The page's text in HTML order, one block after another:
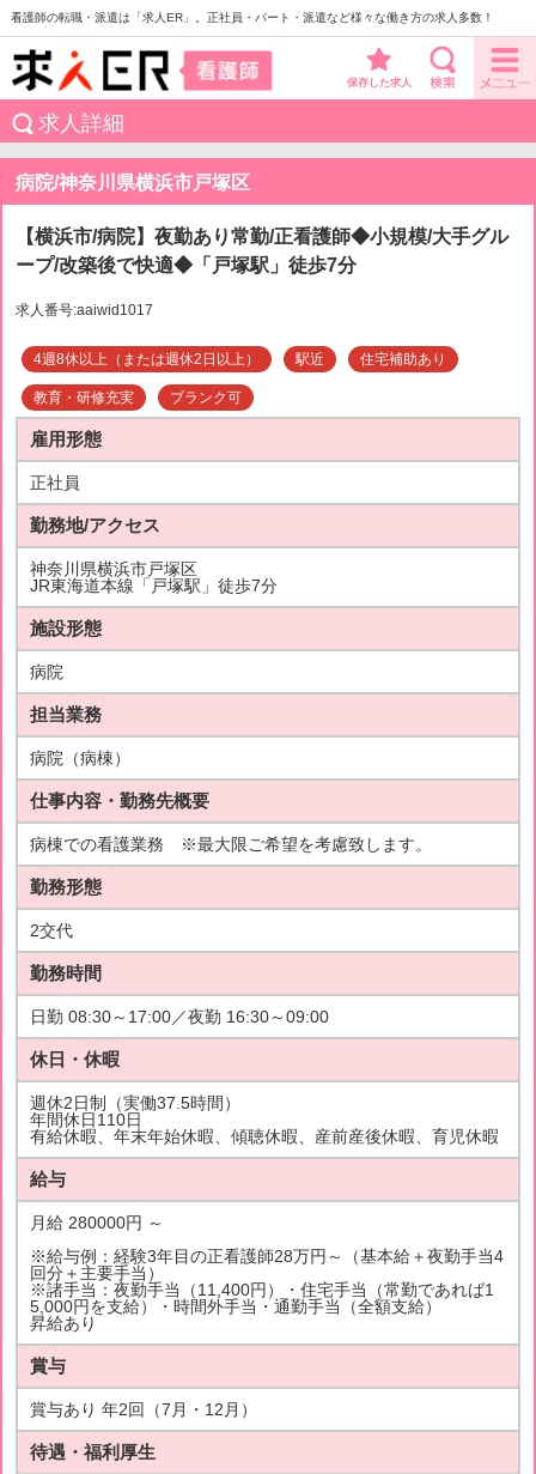
看護師の転職・派遣は「求人ER」。正社員・パート・派遣など様々な働き方の求人多数！
保存した求人
求人詳細
病院/神奈川県横浜市戸塚区
【横浜市/病院】夜勤あり常勤/正看護師◆小規模/大手グル
ープ/改築後で快適◆「戸塚駅」徒歩7分
求人番号:aaiwid1017
4週8休以上（または週休2日以上） 駅近 住宅補助あり
教育・研修充実 ブランク可
雇用形態
正社員
勤務地/アクセス
神奈川県横浜市戸塚区
JR東海道本線「戸塚駅」徒歩7分
施設形態
病院
担当業務
病院（病棟）
仕事内容・勤務先概要
病棟での看護業務 ※最大限ご希望を考慮致します。
勤務形態
2交代
勤務時間
日勤 08:30～17:00／夜勤 16:30～09:00
休日・休暇
週休2日制（実働37.5時間）
年間休日110日
有給休暇、年末年始休暇、傾聴休暇、産前産後休暇、育児休暇
給与
月給 280000円 ～
※給与例：経験3年目の正看護師28万円～（基本給＋夜勤手当4
回分＋主要手当）
※諸手当：夜勤手当（11,400円）・住宅手当（常勤であれば1
5,000円を支給）・時間外手当・通勤手当（全額支給）
昇給あり
賞与
賞与あり 年2回（7月・12月）
待遇・福利厚生